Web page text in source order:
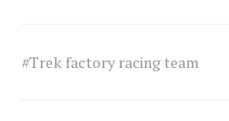
Tags
#Trek factory racing team